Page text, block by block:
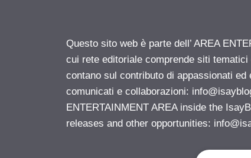
Questo sito web è parte dell’ AREA
cui rete editoriale comprende siti
contano sul contributo di appassionati
comunicati e collaborazioni:
ENTERTAINMENT AREA inside the
releases and other opportunities: